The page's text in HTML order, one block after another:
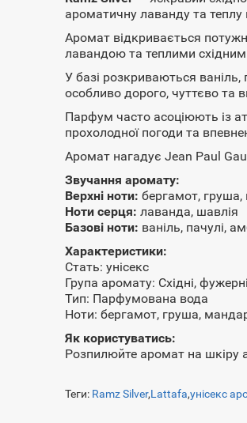
ароматичну лаванду та теплу
Аромат відкривається
лавандою та теплими
У базі розкриваються ваніль,
особливо дорого, чуттєво та
Парфум часто асоціюють із
прохолодної погоди та
Аромат нагадує Jean Paul
Звучання аромату:
Верхні ноти: бергамот,
Ноти серця: лаванда, шавлія
Базові ноти: ваніль, пачулі,
Характеристики:
Стать: унісекс
Група аромату: Східні,
Тип: Парфумована вода
Ноти: бергамот, груша,
Як користуватись:
Розпилюйте аромат на шкіру
Теги: Ramz Silver,Lattafa,унісекс